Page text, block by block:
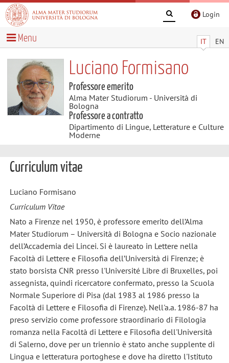
Login
IT EN
Menu
Luciano Formisano
Professore emerito
Alma Mater Studiorum - Università di
Bologna
Professore a contratto
Dipartimento di Lingue, Letterature e Culture
Moderne
Curriculum vitae
Luciano Formisano
Curriculum Vitae
Nato a Firenze nel 1950, è professore emerito dell’Alma
Mater Studiorum – Università di Bologna e Socio nazionale
dell’Accademia dei Lincei. Si è laureato in Lettere nella
Facoltà di Lettere e Filosofia dell’Università di Firenze; è
stato borsista CNR presso l'Université Libre di Bruxelles, poi
assegnista, quindi ricercatore confermato, presso la Scuola
Normale Superiore di Pisa (dal 1983 al 1986 presso la
Facoltà di Lettere e Filosofia di Firenze). Nell'a.a. 1986-87 ha
preso servizio come professore straordinario di Filologia
romanza nella Facoltà di Lettere e Filosofia dell'Università
di Salerno, dove per un triennio è stato anche supplente di
Lingua e letteratura portoghese e dove ha diretto l'Istituto